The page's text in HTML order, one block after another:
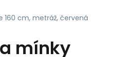
160 cm, metráž, červená
mínky